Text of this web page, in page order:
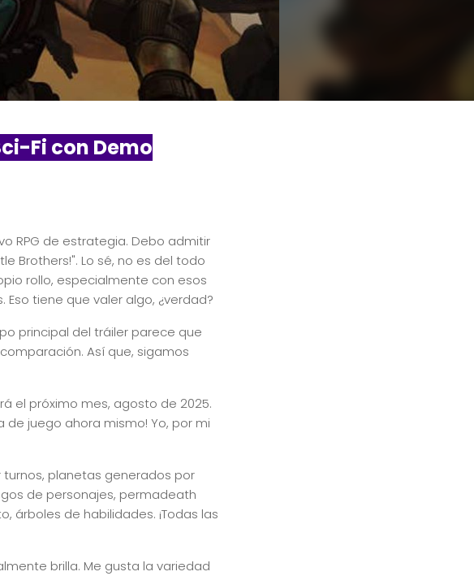
Fi con Demo
RPG de estrategia. Debo admitir
Brothers!". Lo sé, no es del todo
rollo, especialmente con esos
tiene que valer algo, ¿verdad?
principal del tráiler parece que
Así que, sigamos
el próximo mes, agosto de 2025.
juego ahora mismo! Yo, por mi
turnos, planetas generados por
de personajes, permadeath
árboles de habilidades. ¡Todas las
brilla. Me gusta la variedad